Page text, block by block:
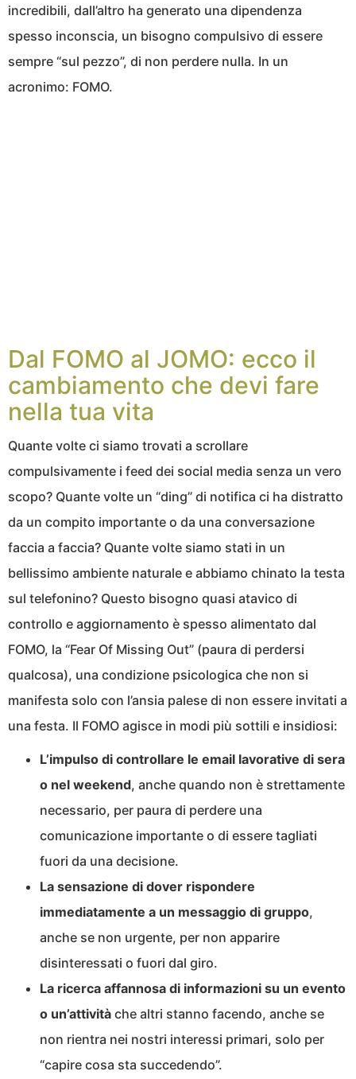
incredibili, dall’altro ha generato una dipendenza
spesso inconscia, un bisogno compulsivo di essere
sempre “sul pezzo”, di non perdere nulla. In un
acronimo: FOMO.
Dal FOMO al JOMO: ecco il
cambiamento che devi fare
nella tua vita
Quante volte ci siamo trovati a scrollare
compulsivamente i feed dei social media senza un vero
scopo? Quante volte un “ding” di notifica ci ha distratto
da un compito importante o da una conversazione
faccia a faccia? Quante volte siamo stati in un
bellissimo ambiente naturale e abbiamo chinato la testa
sul telefonino? Questo bisogno quasi atavico di
controllo e aggiornamento è spesso alimentato dal
FOMO, la “Fear Of Missing Out” (paura di perdersi
qualcosa), una condizione psicologica che non si
manifesta solo con l’ansia palese di non essere invitati a
una festa. Il FOMO agisce in modi più sottili e insidiosi:
L’impulso di controllare le email lavorative di sera
o nel weekend, anche quando non è strettamente
necessario, per paura di perdere una
comunicazione importante o di essere tagliati
fuori da una decisione.
La sensazione di dover rispondere
immediatamente a un messaggio di gruppo,
anche se non urgente, per non apparire
disinteressati o fuori dal giro.
La ricerca affannosa di informazioni su un evento
o un’attività che altri stanno facendo, anche se
non rientra nei nostri interessi primari, solo per
“capire cosa sta succedendo”.